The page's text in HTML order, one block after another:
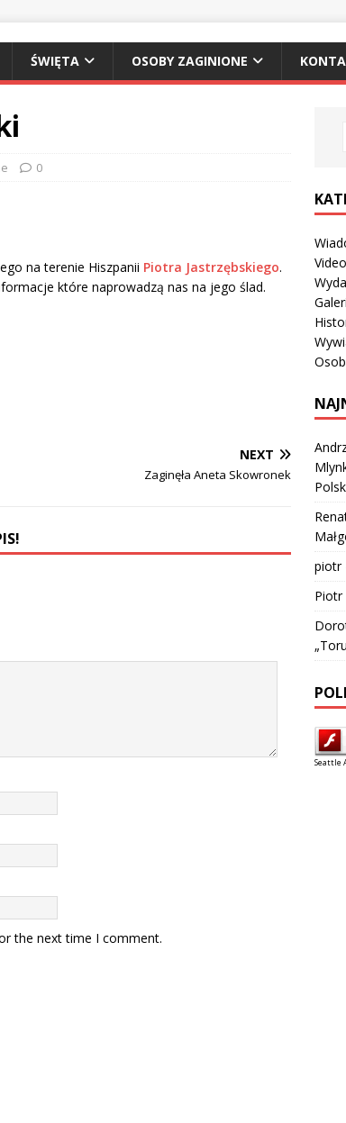
ŚWIĘTA OSOBY ZAGINIONE
0
na terenie Hiszpanii Piotra Jastrzębskiego.
które naprowadzą nas na jego ślad.
NEXT
Zaginęła Aneta Skowronek
the next time I comment.
Video
piotr
Piotr
Seattle